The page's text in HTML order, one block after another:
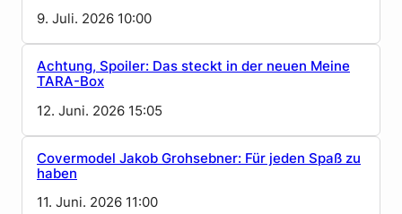
9. Juli. 2026 10:00
Achtung, Spoiler: Das steckt in der neuen Meine
TARA-Box
12. Juni. 2026 15:05
Covermodel Jakob Grohsebner: Für jeden Spaß zu
haben
11. Juni. 2026 11:00